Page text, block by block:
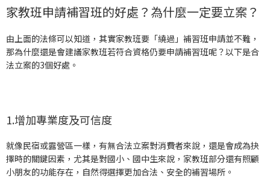
家教班申請補習班的好處？為什麼一定要立案？
由上面的法條可以知道，其實家教班要「繞過」補習班申請並不難，
那為什麼還是會建議家教班若符合資格仍要申請補習班呢？以下是合
法立案的3個好處。
1.增加專業度及可信度
就像民宿或露營區一樣，有無合法立案對消費者來說，還是會成為抉
擇時的關鍵因素，尤其是對國小、國中生來說，家教班部分還有照顧
小朋友的功能存在，自然得選擇更加合法、安全的補習場所。